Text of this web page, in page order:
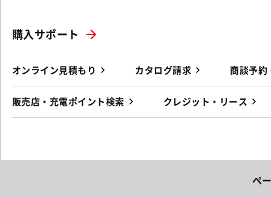
購入サポート
オンライン見積もり カタログ請求 商談予約
販売店・充電ポイント検索 クレジット・リース
ペ